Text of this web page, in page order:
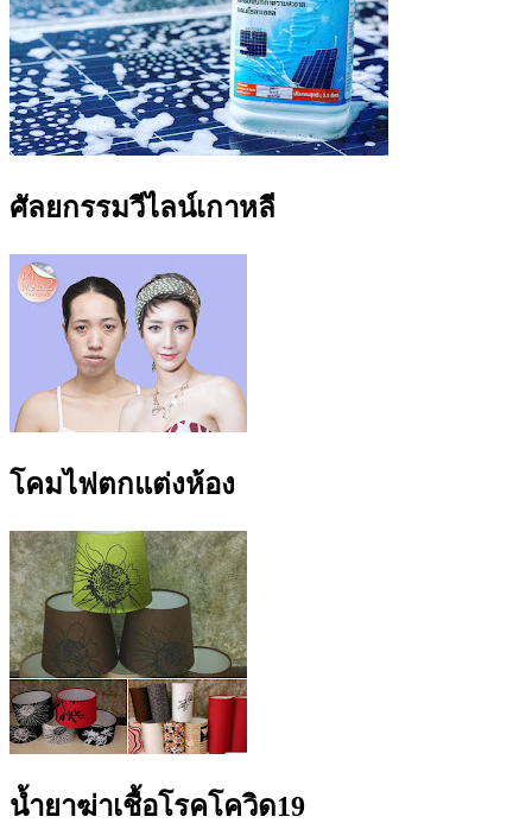
ศัลยกรรมวีไลน์เกาหลี
โคมไฟตกแต่งห้อง
น้ำยาฆ่าเชื้อโรคโควิด19